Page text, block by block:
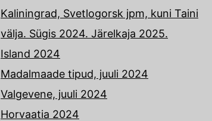
Kaliningrad, Svetlogorsk jpm, kuni Taini
välja. Sügis 2024. Järelkaja 2025.
Island 2024
Madalmaade tipud, juuli 2024
Valgevene, juuli 2024
Horvaatia 2024